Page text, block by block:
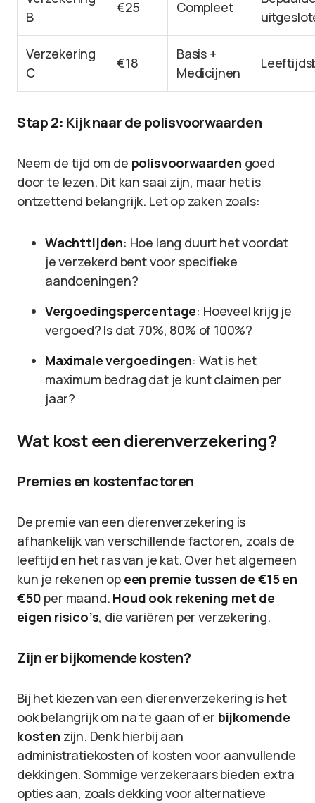
B
€25 Compleet
Verzekering
C
€18
Basis +
Medicijnen
Stap 2: Kijk naar de polisvoorwaarden
Neem de tijd om de polisvoorwaarden goed
door te lezen. Dit kan saai zijn, maar het is
ontzettend belangrijk. Let op zaken zoals:
Wachttijden: Hoe lang duurt het voordat
je verzekerd bent voor specifieke
aandoeningen?
Vergoedingspercentage: Hoeveel krijg je
vergoed? Is dat 70%, 80% of 100%?
Maximale vergoedingen: Wat is het
maximum bedrag dat je kunt claimen per
jaar?
Wat kost een dierenverzekering?
Premies en kostenfactoren
De premie van een dierenverzekering is
afhankelijk van verschillende factoren, zoals de
leeftijd en het ras van je kat. Over het algemeen
kun je rekenen op een premie tussen de €15 en
€50 per maand. Houd ook rekening met de
eigen risico’s, die variëren per verzekering.
Zijn er bijkomende kosten?
Bij het kiezen van een dierenverzekering is het
ook belangrijk om na te gaan of er bijkomende
kosten zijn. Denk hierbij aan
administratiekosten of kosten voor aanvullende
dekkingen. Sommige verzekeraars bieden extra
opties aan, zoals dekking voor alternatieve